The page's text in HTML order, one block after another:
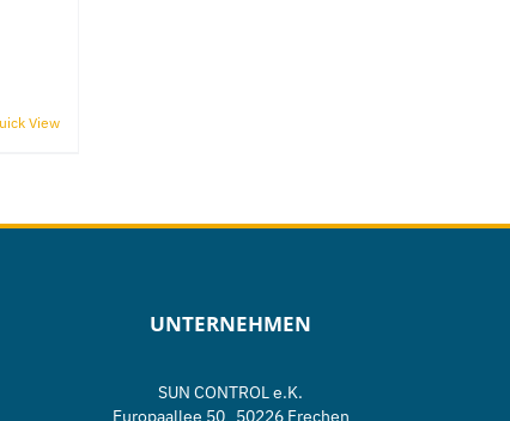
View
UNTERNEHMEN
SUN CONTROL e.K.
Europaallee 50 50226 Frechen